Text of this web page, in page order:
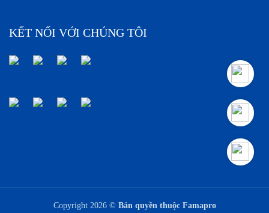
KẾT NỐI VỚI CHÚNG TÔI
Copyright 2026 © Bản quyền thuộc Famapro